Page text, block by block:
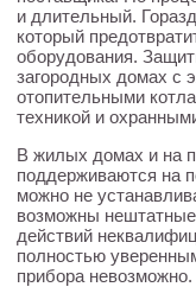
и длительный.
который
оборудования.
загородных домах с
отопительными
техникой и
В жилых домах и на
поддерживаются на
можно не
возможны
действий
полностью
прибора невозможно.